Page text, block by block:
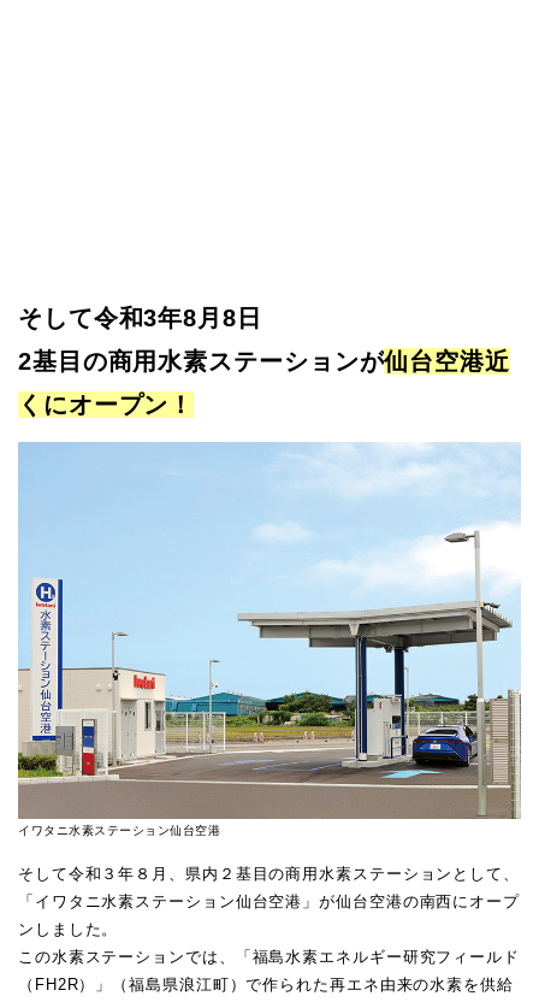
そして令和3年8月8日
2基目の商用水素ステーションが仙台空港近
くにオープン！
イワタニ水素ステーション仙台空港
そして令和３年８月、県内２基目の商用水素ステーションとして、
「イワタニ水素ステーション仙台空港」が仙台空港の南西にオープ
ンしました。
この水素ステーションでは、「福島水素エネルギー研究フィールド
（FH2R）」（福島県浪江町）で作られた再エネ由来の水素を供給